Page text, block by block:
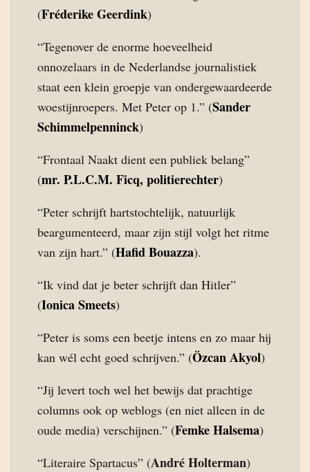
(Fréderike Geerdink)
“Tegenover de enorme hoeveelheid
onnozelaars in de Nederlandse journalistiek
staat een klein groepje van ondergewaardeerde
woestijnroepers. Met Peter op 1.” (Sander
Schimmelpenninck)
“Frontaal Naakt dient een publiek belang”
(mr. P.L.C.M. Ficq, politierechter)
“Peter schrijft hartstochtelijk, natuurlijk
beargumenteerd, maar zijn stijl volgt het ritme
van zijn hart.” (Hafid Bouazza).
“Ik vind dat je beter schrijft dan Hitler”
(Ionica Smeets)
“Peter is soms een beetje intens en zo maar hij
kan wél echt goed schrijven.” (Özcan Akyol)
“Jij levert toch wel het bewijs dat prachtige
columns ook op weblogs (en niet alleen in de
oude media) verschijnen.” (Femke Halsema)
“Literaire Spartacus” (André Holterman)